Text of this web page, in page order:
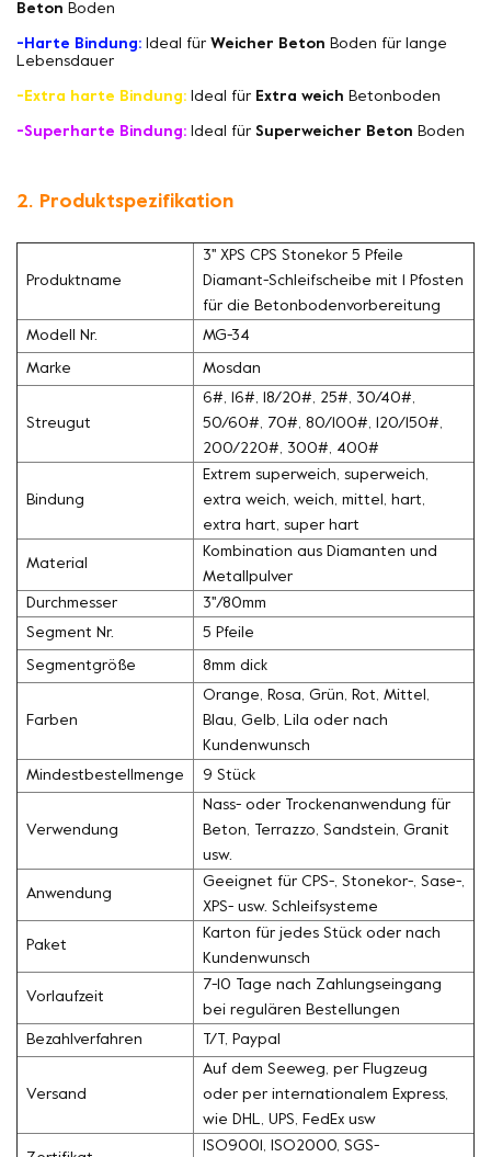
Beton Boden
-Harte Bindung: Ideal für Weicher Beton Boden für lange
Lebensdauer
-Extra harte Bindung: Ideal für Extra weich Betonboden
-Superharte Bindung: Ideal für Superweicher Beton Boden
2. Produktspezifikation
Produktname
3'' XPS CPS Stonekor 5 Pfeile
Diamant-Schleifscheibe mit 1 Pfosten
für die Betonbodenvorbereitung
Modell Nr. MG-34
Marke Mosdan
Streugut
6#, 16#, 18/20#, 25#, 30/40#,
50/60#, 70#, 80/100#, 120/150#,
200/220#, 300#, 400#
Bindung
Extrem superweich, superweich,
extra weich, weich, mittel, hart,
extra hart, super hart
Material
Kombination aus Diamanten und
Metallpulver
Durchmesser
3''/80mm
Segment Nr. 5 Pfeile
Segmentgröße 8mm dick
Farben
Orange, Rosa, Grün, Rot, Mittel,
Blau, Gelb, Lila oder nach
Kundenwunsch
Mindestbestellmenge 9 Stück
Verwendung
Nass- oder Trockenanwendung für
Beton, Terrazzo, Sandstein, Granit
usw.
Anwendung
Geeignet für CPS-, Stonekor-, Sase-,
XPS- usw. Schleifsysteme
Paket
Karton für jedes Stück oder nach
Kundenwunsch
Vorlaufzeit
7-10 Tage nach Zahlungseingang
bei regulären Bestellungen
Bezahlverfahren T/T, Paypal
Versand
Auf dem Seeweg, per Flugzeug
oder per internationalem Express,
wie DHL, UPS, FedEx usw
ISO9001, ISO2000, SGS-